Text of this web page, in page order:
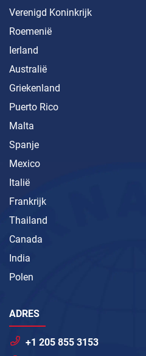
Verenigd Koninkrijk
Roemenië
Ierland
Australië
Griekenland
Puerto Rico
Malta
Spanje
Mexico
Italië
Frankrijk
Thailand
Canada
India
Polen
ADRES
+1 205 855 3153